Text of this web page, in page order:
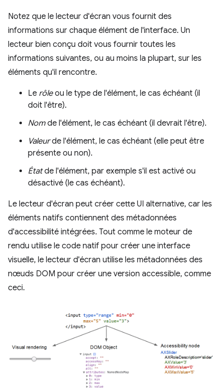
Notez que le lecteur d'écran vous fournit des
informations sur chaque élément de l'interface. Un
lecteur bien conçu doit vous fournir toutes les
informations suivantes, ou au moins la plupart, sur les
éléments qu'il rencontre.
Le rôleou le type de l'élément, le cas échéant (il
doit l'être).
Nomde l'élément, le cas échéant (il devrait l'être).
Valeurde l'élément, le cas échéant (elle peut être
présente ou non).
Étatde l'élément, par exemple s'il est activé ou
désactivé (le cas échéant).
Le lecteur d'écran peut créer cette UI alternative, car les
éléments natifs contiennent des métadonnées
d'accessibilité intégrées. Tout comme le moteur de
rendu utilise le code natif pour créer une interface
visuelle, le lecteur d'écran utilise les métadonnées des
nœuds DOM pour créer une version accessible, comme
ceci.